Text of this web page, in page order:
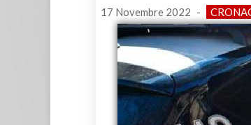
17 Novembre 2022 -